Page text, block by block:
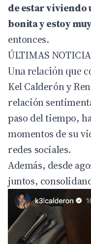
de estar viviendo
bonita y estoy
entonces.
ÚLTIMAS
Una relación que
Kel Calderón y
relación
paso del tiempo,
momentos de su
redes sociales.
Además, desde
juntos,